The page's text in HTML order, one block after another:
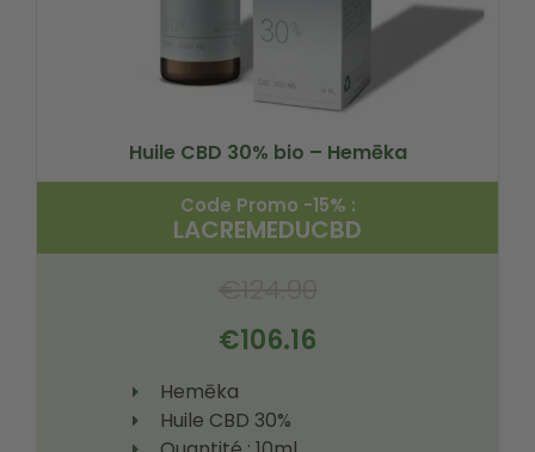
Huile CBD 30% bio – Hemēka
Code Promo -15% :
LACREMEDUCBD
€106.16
Hemēka
Huile CBD 30%